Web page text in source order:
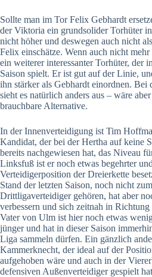
Sollte man im Tor Felix Gebhardt
der Viktoria ein grundsolider Torhüter
nicht höher und deswegen auch nicht
Felix einschätze. Wenn auch nicht
ein weiterer interessanter Torhüter, der
Saison spielt. Er ist gut auf der Linie,
ihn stärker als Gebhardt einordnen.
sieht es natürlich anders aus – wäre
brauchbare Alternative.
In der Innenverteidigung ist Tim
Kandidat, der bei der Hertha auf keine
bereits nachgewiesen hat, das Niveau
Linksfuß ist er noch etwas begehrter
Verteidigerposition der Dreierkette
Stand der letzten Saison, noch nicht
Drittligaverteidiger gehören, hat aber
verbessern und sich zeitnah in
Vater von Ulm ist hier noch etwas
jünger und hat in dieser Saison
Liga sammeln dürfen. Ein gänzlich
Kammerknecht, der ideal auf der
aufgehoben wäre und auch in der
defensiven Außenverteidiger gespielt